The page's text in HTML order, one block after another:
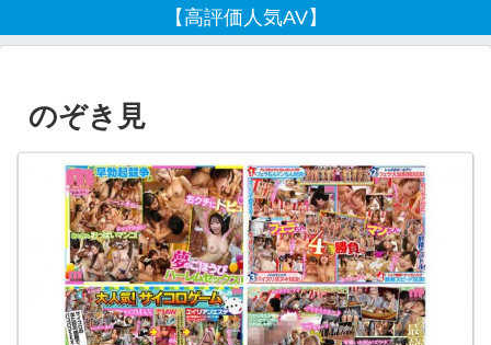
【高評価人気AV】
のぞき見